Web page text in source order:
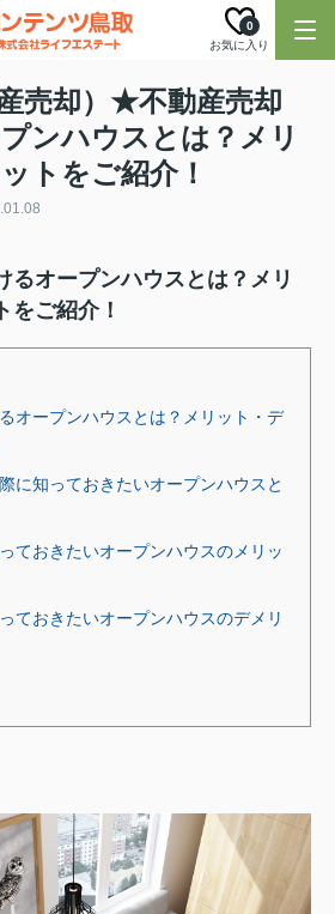
お気に入り
0
売却）★不動産売却
ンハウスとは？メリ
トをご紹介！
るオープンハウスとは？メリ
をご紹介！
オープンハウスとは？メリット・デ
に知っておきたいオープンハウスと
ておきたいオープンハウスのメリッ
ておきたいオープンハウスのデメリ